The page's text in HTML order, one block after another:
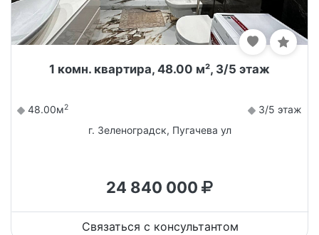
1 комн. квартира, 48.00 м², 3/5 этаж
48.00м2
3/5 этаж
г. Зеленоградск, Пугачева ул
24 840 000
Связаться с консультантом